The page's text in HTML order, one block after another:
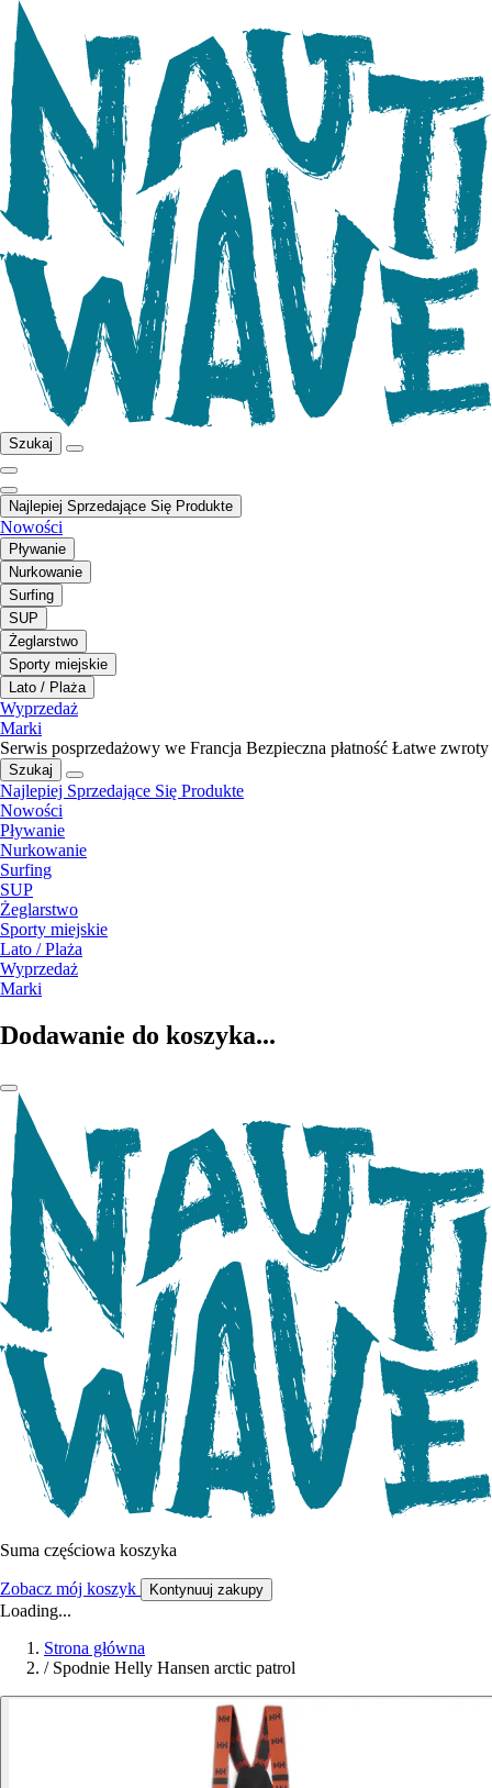
Szukaj
Najlepiej Sprzedające Się Produkte
Nowości
Pływanie
Nurkowanie
Surfing
SUP
Żeglarstwo
Sporty miejskie
Lato / Plaża
Wyprzedaż
Marki
Serwis posprzedażowy we Francja Bezpieczna płatność Łatwe zwroty
Szukaj
Najlepiej Sprzedające Się Produkte
Nowości
Pływanie
Nurkowanie
Surfing
SUP
Żeglarstwo
Sporty miejskie
Lato / Plaża
Wyprzedaż
Marki
Dodawanie do koszyka...
Suma częściowa koszyka
Zobacz mój koszyk Kontynuuj zakupy
Loading...
Strona główna
/ Spodnie Helly Hansen arctic patrol